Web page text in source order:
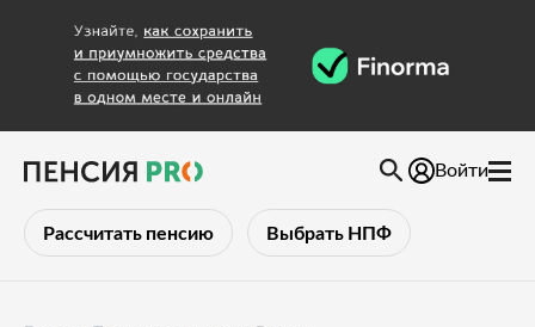
Рассчитать пенсию Выбрать НПФ
Войти